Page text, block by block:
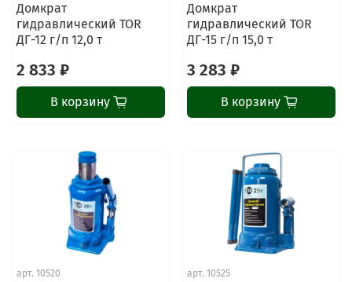
Домкрат
гидравлический TOR
ДГ-12 г/п 12,0 т
2 833 ₽
В корзину
Домкрат
гидравлический TOR
ДГ-15 г/п 15,0 т
3 283 ₽
В корзину
арт. 10520 арт. 10525